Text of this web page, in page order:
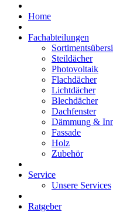
Home
Fachabteilungen
Steildächer
Photovoltaik
Flachdächer
Lichtdächer
Blechdächer
Dachfenster
Dämmung &
Fassade
Holz
Zubehör
Service
Unsere Services
Ratgeber